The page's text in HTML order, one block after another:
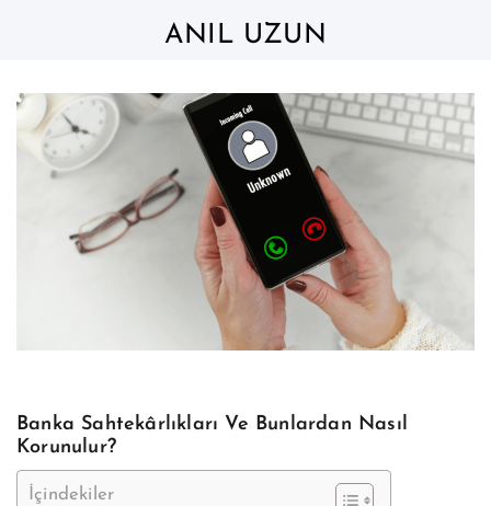
ANIL UZUN
Banka Sahtekârlıkları Ve Bunlardan Nasıl
Korunulur?
İçindekiler